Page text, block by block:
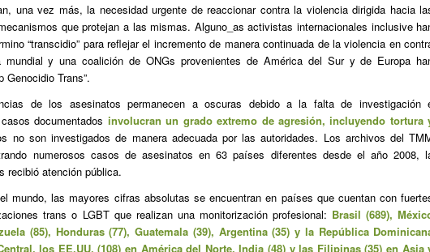
una vez más, la necesidad urgente de reaccionar contra la violencia dirigida hacia
que protejan a las mismas. Alguno_as activistas internacionales inclusive
“transcidio” para reflejar el incremento de manera continuada de la violencia en
y una coalición de ONGs provenientes de América del Sur y de Europa
Genocidio Trans”.
de los asesinatos permanecen a oscuras debido a la falta de investigación
documentados involucran un grado extremo de agresión, incluyendo tortura
no son investigados de manera adecuada por las autoridades. Los archivos del
numerosos casos de asesinatos en 63 países diferentes desde el año 2008,
recibió atención pública.
mundo, las mayores cifras absolutas se encuentran en países que cuentan con
trans o LGBT que realizan una monitorización profesional: Brasil (689),
(85), Honduras (77), Guatemala (39), Argentina (35) y la República
los EE.UU. (108) en América del Norte, India (48) y las Filipinas (35) en Asia